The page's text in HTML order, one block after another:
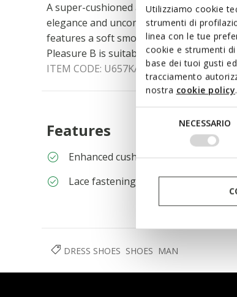
Utilizziamo cookie
strumenti di
linea con le tue
cookie e strumenti di
base dei tuoi gusti
tracciamento
nostra cookie policy.
NECESSARIO
A super-cushioned and breathable
elegance and uncompromising comfort.
features a soft smooth leather upper
Pleasure B is suitable for both special
ITEM CODE: U657KA00043C9999
Features
Enhanced cushioning effect based
Lace fastening
DRESS SHOES SHOES MAN